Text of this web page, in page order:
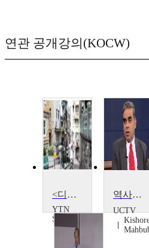
연관 공개강의(KOCW)
<디자인문화-이끌림>아시아의 작은 유럽, 마카오를 거닐다
YTN
SCIENCE
역사 대담 : 아시아의 부상과 서구의 쇠퇴
UCTV